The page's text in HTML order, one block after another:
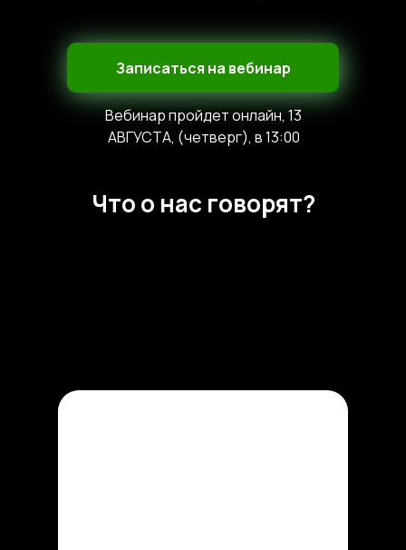
Записаться на вебинар
Вебинар пройдет онлайн, 13
АВГУСТА, (четверг), в 13:00
Что о нас говорят?